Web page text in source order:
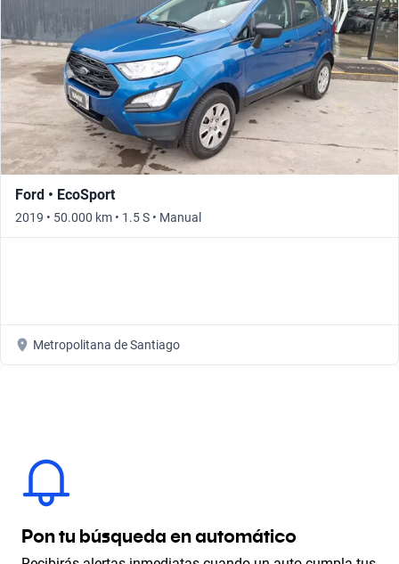
Ford • EcoSport
2019 • 50.000 km • 1.5 S • Manual
Metropolitana de Santiago
Pon tu búsqueda en automático